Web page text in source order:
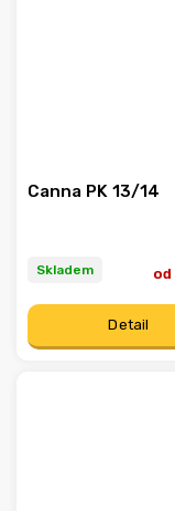
Canna PK 13/14
Skladem od
Detail